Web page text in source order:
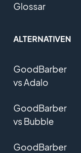
Glossar
ALTERNATIVEN
GoodBarber
vs Adalo
GoodBarber
vs Bubble
GoodBarber